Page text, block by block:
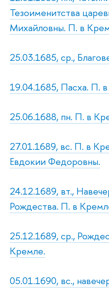
Тезоименитства
Михайловны. П. в
25.03.1685, ср.,
19.04.1685, Пасха. П.
25.06.1688, пн. П. в
27.01.1689, вс. П. в
Евдокии Федоровны.
24.12.1689, вт.,
Рождества. П. в
25.12.1689, ср.,
Кремле.
05.01.1690, вс.,